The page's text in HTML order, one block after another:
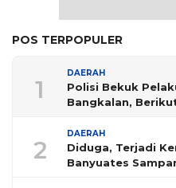
POS TERPOPULER
1
DAERAH
Polisi Bekuk
Bangkalan,
2
DAERAH
Diduga, Terjadi
Banyuates